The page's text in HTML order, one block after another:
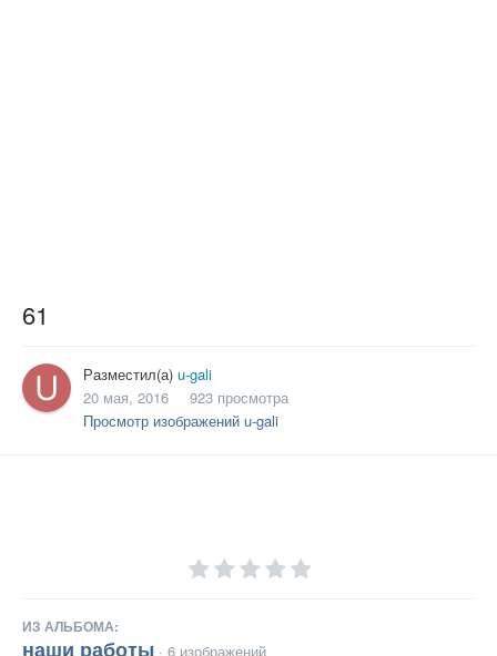
61
Разместил(а) u-gali
20 мая, 2016
923 просмотра
Просмотр изображений u-gali
ИЗ АЛЬБОМА:
наши работы · 6 изображений